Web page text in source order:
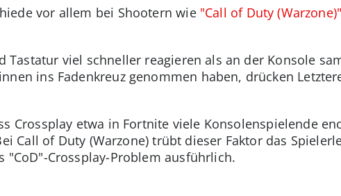
vor allem bei Shootern wie "Call of Duty (Warzone)"
Tastatur viel schneller reagieren als an der Konsole
ins Fadenkreuz genommen haben, drücken
Crossplay etwa in Fortnite viele Konsolenspielende
Call of Duty (Warzone) trübt dieser Faktor das
"CoD"-Crossplay-Problem ausführlich.